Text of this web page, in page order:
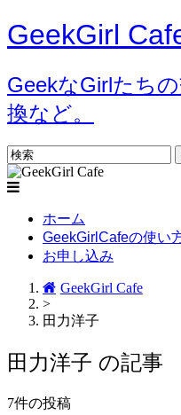
GeekGirl
GeekなGirlたち
換など。
ホーム
GeekGirlCafeの使い
お申し込み
GeekGirl Cafe
>
田力洋子
田力洋子 の記事
7件の投稿